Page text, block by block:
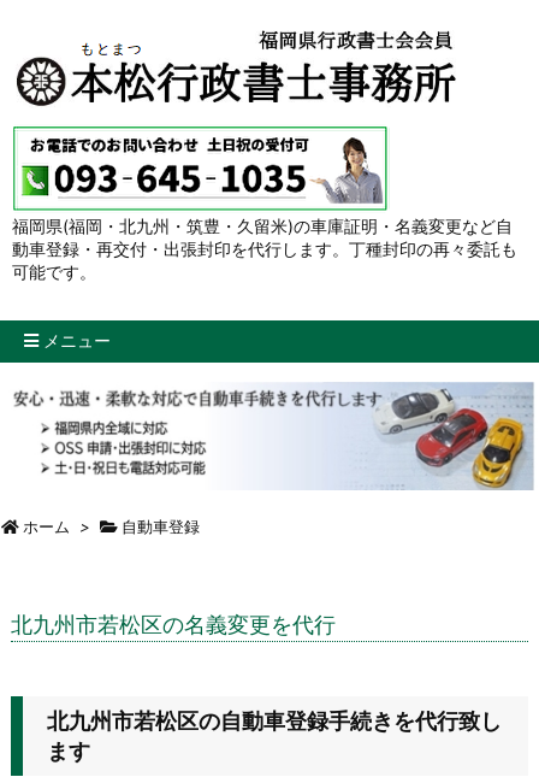
福岡県(福岡・北九州・筑豊・久留米)の車庫証明・名義変更など自
動車登録・再交付・出張封印を代行します。丁種封印の再々委託も
可能です。
メニュー
ホーム > 自動車登録
北九州市若松区の名義変更を代行
北九州市若松区の自動車登録手続きを代行致し
ます